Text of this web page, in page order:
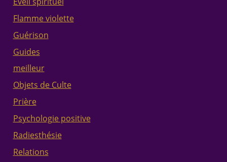
Flamme violette
Guérison
Guides
meilleur
Objets de Culte
Prière
Psychologie positive
Radiesthésie
Relations